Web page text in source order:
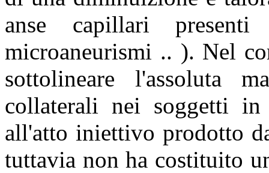
anse capillari
microaneurismi .. ). Nel
sottolineare l'assoluta
collaterali nei soggetti
all'atto iniettivo prodotto
tuttavia non ha costituito